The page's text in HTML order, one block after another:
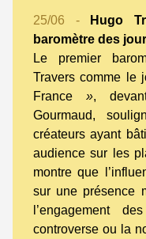
25/06 -
Hugo
baromètre des
Le premier
Travers comme le
France»,
Gourmaud,
créateurs ayant
audience sur les
montre que
sur une présence
l’engagement
controverse ou la